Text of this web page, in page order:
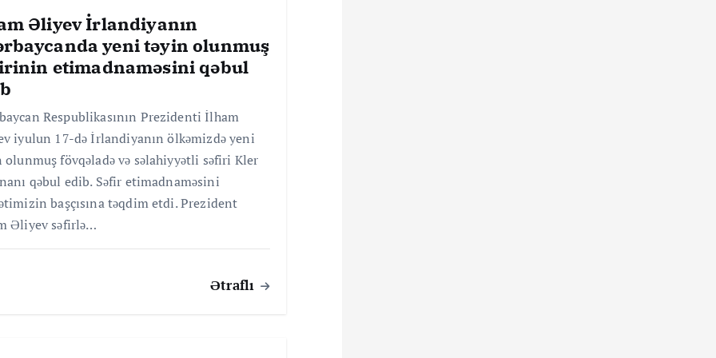
Əliyev İrlandiyanın
yeni təyin olunmuş
etimadnaməsini qəbul
Respublikasının Prezidenti İlham
iyulun 17-də İrlandiyanın ölkəmizdə yeni
olunmuş fövqəladə və səlahiyyətli səfiri Kler
qəbul edib. Səfir etimadnaməsini
başçısına təqdim etdi. Prezident
Əliyev səfirlə…
Ətraflı